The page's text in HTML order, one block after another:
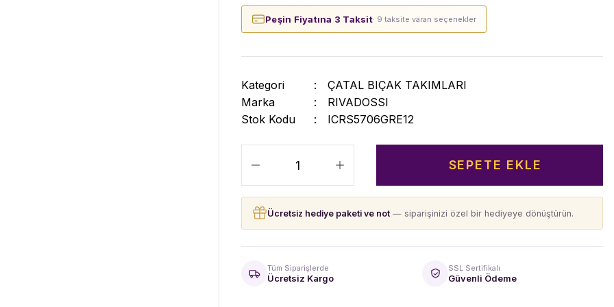
Peşin Fiyatına 3 Taksit· 9 taksite varan seçenekler
Kategori
ÇATAL BIÇAK TAKIMLARI
Marka
RIVADOSSI
Stok Kodu
ICRS5706GRE12
SEPETE EKLE
Ücretsiz hediye paketi ve not — siparişinizi özel bir hediyeye dönüştürün.
Tüm Siparişlerde
Ücretsiz Kargo
SSL Sertifikalı
Güvenli Ödeme